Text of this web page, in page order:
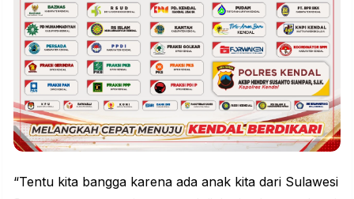
“Tentu kita bangga karena ada anak kita dari Sulawesi